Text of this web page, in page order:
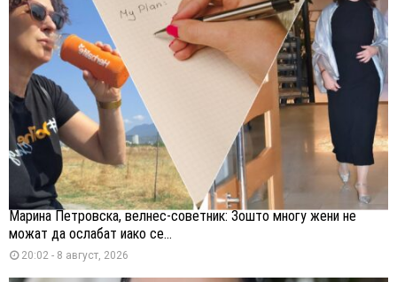
Марина Петровска, велнес-советник: Зошто многу жени не
можат да ослабат иако се...
20:02 - 8 август, 2026